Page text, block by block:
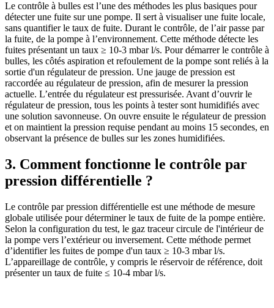
Le contrôle à bulles est l’une des méthodes les plus basiques pour
détecter une fuite sur une pompe. Il sert à visualiser une fuite locale,
sans quantifier le taux de fuite. Durant le contrôle, de l’air passe par
la fuite, de la pompe à l’environnement. Cette méthode détecte les
fuites présentant un taux ≥ 10-3 mbar l/s. Pour démarrer le contrôle à
bulles, les côtés aspiration et refoulement de la pompe sont reliés à la
sortie d'un régulateur de pression. Une jauge de pression est
raccordée au régulateur de pression, afin de mesurer la pression
actuelle. L’entrée du régulateur est pressurisée. Avant d’ouvrir le
régulateur de pression, tous les points à tester sont humidifiés avec
une solution savonneuse. On ouvre ensuite le régulateur de pression
et on maintient la pression requise pendant au moins 15 secondes, en
observant la présence de bulles sur les zones humidifiées.
3. Comment fonctionne le contrôle par
pression différentielle ?
Le contrôle par pression différentielle est une méthode de mesure
globale utilisée pour déterminer le taux de fuite de la pompe entière.
Selon la configuration du test, le gaz traceur circule de l'intérieur de
la pompe vers l’extérieur ou inversement. Cette méthode permet
d’identifier les fuites de pompe d'un taux ≥ 10-3 mbar l/s.
L’appareillage de contrôle, y compris le réservoir de référence, doit
présenter un taux de fuite ≤ 10-4 mbar l/s.